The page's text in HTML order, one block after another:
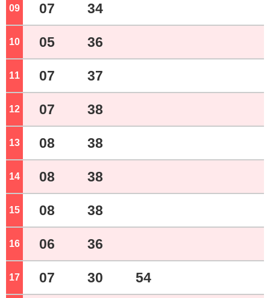
09 07 34
10 05 36
11 07 37
12 07 38
13 08 38
14 08 38
15 08 38
16 06 36
17 07 30 54